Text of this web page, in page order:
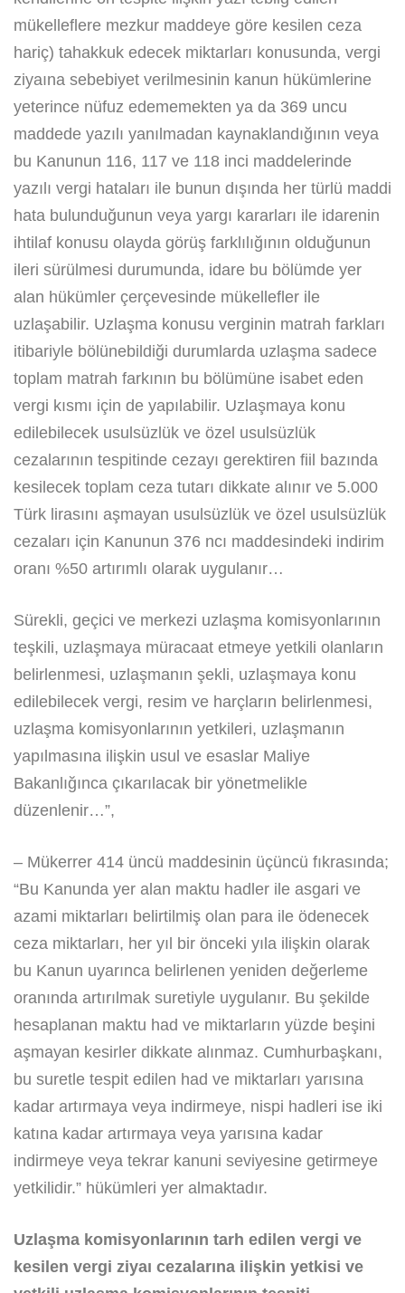
mükelleflere mezkur maddeye göre kesilen ceza
hariç) tahakkuk edecek miktarları konusunda, vergi
ziyaına sebebiyet verilmesinin kanun hükümlerine
yeterince nüfuz edememekten ya da 369 uncu
maddede yazılı yanılmadan kaynaklandığının veya
bu Kanunun 116, 117 ve 118 inci maddelerinde
yazılı vergi hataları ile bunun dışında her türlü maddi
hata bulunduğunun veya yargı kararları ile idarenin
ihtilaf konusu olayda görüş farklılığının olduğunun
ileri sürülmesi durumunda, idare bu bölümde yer
alan hükümler çerçevesinde mükellefler ile
uzlaşabilir. Uzlaşma konusu verginin matrah farkları
itibariyle bölünebildiği durumlarda uzlaşma sadece
toplam matrah farkının bu bölümüne isabet eden
vergi kısmı için de yapılabilir. Uzlaşmaya konu
edilebilecek usulsüzlük ve özel usulsüzlük
cezalarının tespitinde cezayı gerektiren fiil bazında
kesilecek toplam ceza tutarı dikkate alınır ve 5.000
Türk lirasını aşmayan usulsüzlük ve özel usulsüzlük
cezaları için Kanunun 376 ncı maddesindeki indirim
oranı %50 artırımlı olarak uygulanır…
Sürekli, geçici ve merkezi uzlaşma komisyonlarının
teşkili, uzlaşmaya müracaat etmeye yetkili olanların
belirlenmesi, uzlaşmanın şekli, uzlaşmaya konu
edilebilecek vergi, resim ve harçların belirlenmesi,
uzlaşma komisyonlarının yetkileri, uzlaşmanın
yapılmasına ilişkin usul ve esaslar Maliye
Bakanlığınca çıkarılacak bir yönetmelikle
düzenlenir…”,
– Mükerrer 414 üncü maddesinin üçüncü fıkrasında;
“Bu Kanunda yer alan maktu hadler ile asgari ve
azami miktarları belirtilmiş olan para ile ödenecek
ceza miktarları, her yıl bir önceki yıla ilişkin olarak
bu Kanun uyarınca belirlenen yeniden değerleme
oranında artırılmak suretiyle uygulanır. Bu şekilde
hesaplanan maktu had ve miktarların yüzde beşini
aşmayan kesirler dikkate alınmaz. Cumhurbaşkanı,
bu suretle tespit edilen had ve miktarları yarısına
kadar artırmaya veya indirmeye, nispi hadleri ise iki
katına kadar artırmaya veya yarısına kadar
indirmeye veya tekrar kanuni seviyesine getirmeye
yetkilidir.” hükümleri yer almaktadır.
Uzlaşma komisyonlarının tarh edilen vergi ve
kesilen vergi ziyaı cezalarına ilişkin yetkisi ve